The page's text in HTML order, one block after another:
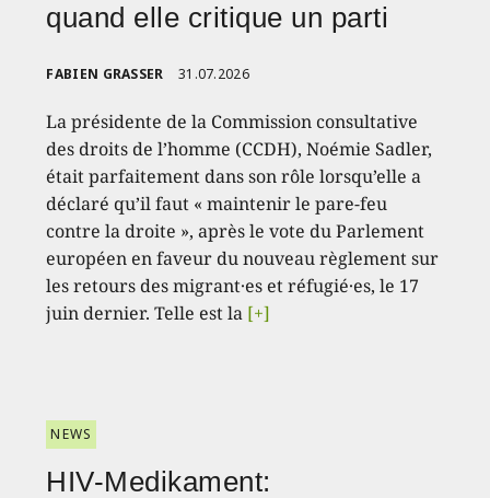
quand elle critique un parti
FABIEN GRASSER 31.07.2026
La présidente de la Commission consultative
des droits de l’homme (CCDH), Noémie Sadler,
était parfaitement dans son rôle lorsqu’elle a
déclaré qu’il faut « maintenir le pare-feu
contre la droite », après le vote du Parlement
européen en faveur du nouveau règlement sur
les retours des migrant·es et réfugié·es, le 17
juin dernier. Telle est la [+]
NEWS
HIV-Medikament: